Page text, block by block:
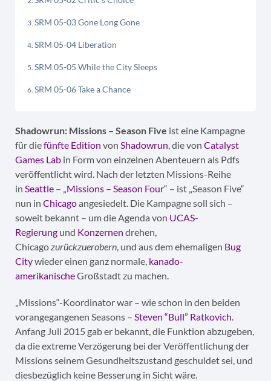
SRM 05-03 Gone Long Gone
SRM 05-04 Liberation
SRM 05-05 While the City Sleeps
SRM 05-06 Take a Chance
Shadowrun: Missions – Season Five ist eine Kampagne
für diefünfte Edition von Shadowrun, die von Catalyst
Games Lab in Form von einzelnen Abenteuern als Pdfs
veröffentlicht wird. Nach der letzten Missions-Reihe
in Seattle – „Missions – Season Four“ – ist „Season Five“
nun in Chicagoangesiedelt. Die Kampagne soll sich –
soweit bekannt – um die Agenda von UCAS-
Regierung und Konzernen drehen,
Chicagozurückzuerobern, und aus dem ehemaligen Bug
Citywieder einen ganz normale, kanado-
amerikanischeGroßstadt zu machen.
„Missions“-Koordinator war – wie schon in den beiden
vorangegangenen Seasons – Steven “Bull” Ratkovich.
Anfang Juli 2015 gab er bekannt, die Funktion abzugeben,
da die extreme Verzögerung bei der Veröffentlichung der
Missions seinem Gesundheitszustand geschuldet sei, und
diesbezüglich keine Besserung in Sicht wäre.